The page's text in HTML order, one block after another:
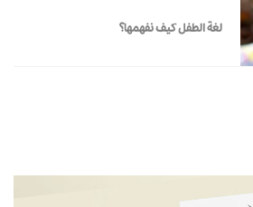
لغة الطفل كيف نفهمها؟